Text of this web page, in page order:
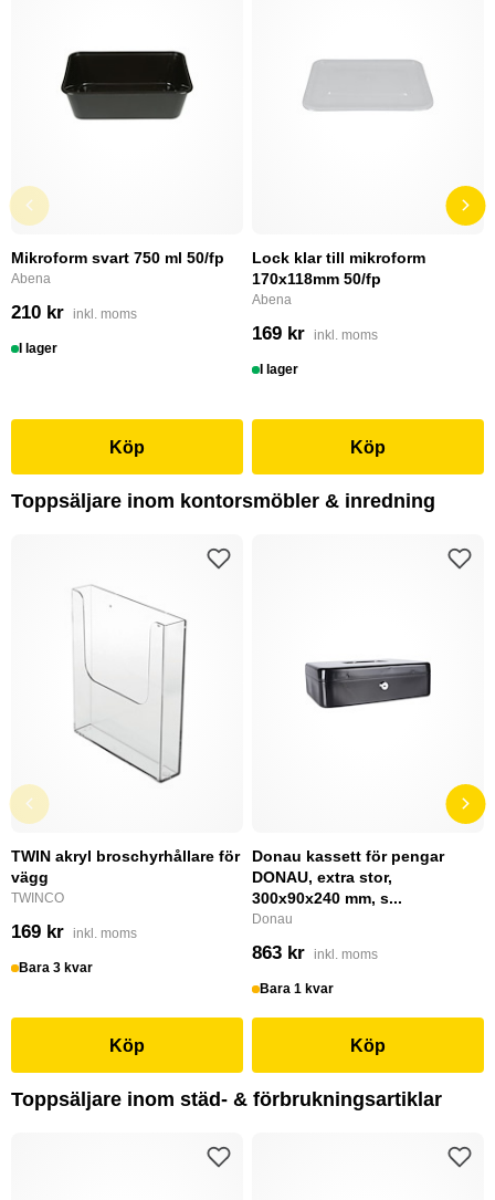
Mikroform svart 750 ml 50/fp
Abena
210 kr inkl. moms
I lager
Köp
Lock klar till mikroform
170x118mm 50/fp
Abena
169 kr inkl. moms
I lager
Köp
Toppsäljare inom kontorsmöbler & inredning
TWIN akryl broschyrhållare för
vägg
TWINCO
169 kr inkl. moms
Bara 3 kvar
Köp
Donau kassett för pengar
DONAU, extra stor,
300x90x240 mm, s...
Donau
863 kr inkl. moms
Bara 1 kvar
Köp
Toppsäljare inom städ- & förbrukningsartiklar